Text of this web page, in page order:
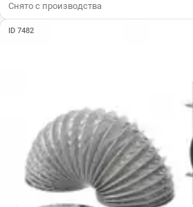
Снято с производства
ID 7482